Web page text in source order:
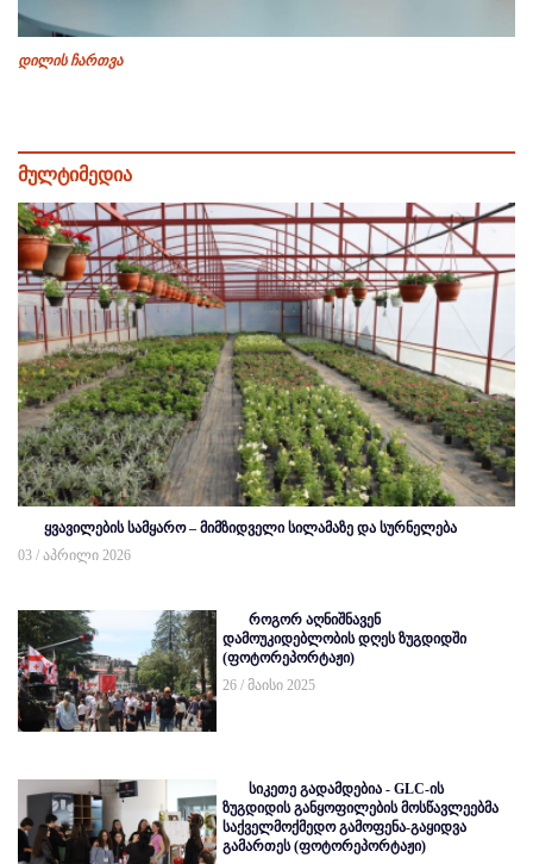
დილის ჩართვა
მულტიმედია
ყვავილების სამყარო – მიმზიდველი სილამაზე და სურნელება
03 / აპრილი 2026
როგორ აღნიშნავენ
დამოუკიდებლობის დღეს ზუგდიდში
(ფოტორეპორტაჟი)
26 / მაისი 2025
სიკეთე გადამდებია - GLC-ის
ზუგდიდის განყოფილების მოსწავლეებმა
საქველმოქმედო გამოფენა-გაყიდვა
გამართეს (ფოტორეპორტაჟი)